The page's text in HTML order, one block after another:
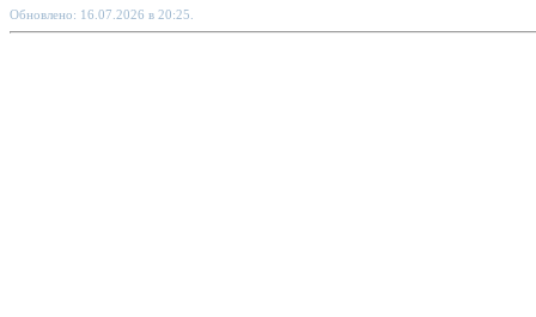
Обновлено: 16.07.2026 в 20:25.